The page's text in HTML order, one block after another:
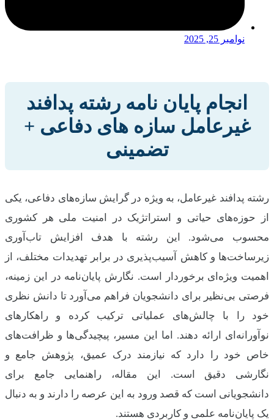
نوامبر 25, 2025
انجام پایان نامه رشته پدافند
غیرعامل سازه های دفاعی +
تضمینی
رشته پدافند غیرعامل، به ویژه در گرایش سازه‌های دفاعی، یکی
از حوزه‌های حیاتی و استراتژیک در امنیت ملی هر کشوری
محسوب می‌شود. این رشته با هدف افزایش تاب‌آوری
زیرساخت‌ها و کاهش آسیب‌پذیری در برابر تهدیدات مختلف، از
اهمیت ویژه‌ای برخوردار است. نگارش پایان‌نامه در این زمینه،
فرصتی بی‌نظیر برای دانشجویان فراهم می‌آورد تا دانش نظری
خود را با چالش‌های عملیاتی ترکیب کرده و راهکارهای
نوآورانه‌ای ارائه دهند. اما این مسیر، پیچیدگی‌ها و ظرافت‌های
خاص خود را دارد که نیازمند درک عمیق، پژوهش جامع و
نگارشی دقیق است. این مقاله، راهنمایی جامع برای
دانشجویانی است که قصد ورود به این عرصه را دارند و به دنبال
یک پایان‌نامه علمی و کاربردی هستند.